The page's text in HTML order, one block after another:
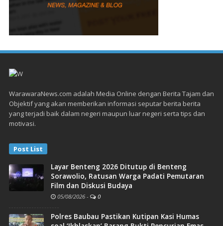
WarawaraNews.com adalah Media Online dengan Berita Tajam dan
Objektif yang akan memberikan informasi seputar berita berita
yang terjadi baik dalam negeri maupun luar negeri serta tips dan
motivasi.
Post List
Layar Benteng 2026 Ditutup di Benteng
Sorawolio, Ratusan Warga Padati Pemutaran
Film dan Diskusi Budaya
05/08/2026 - 0
Polres Baubau Pastikan Kutipan Kasi Humas